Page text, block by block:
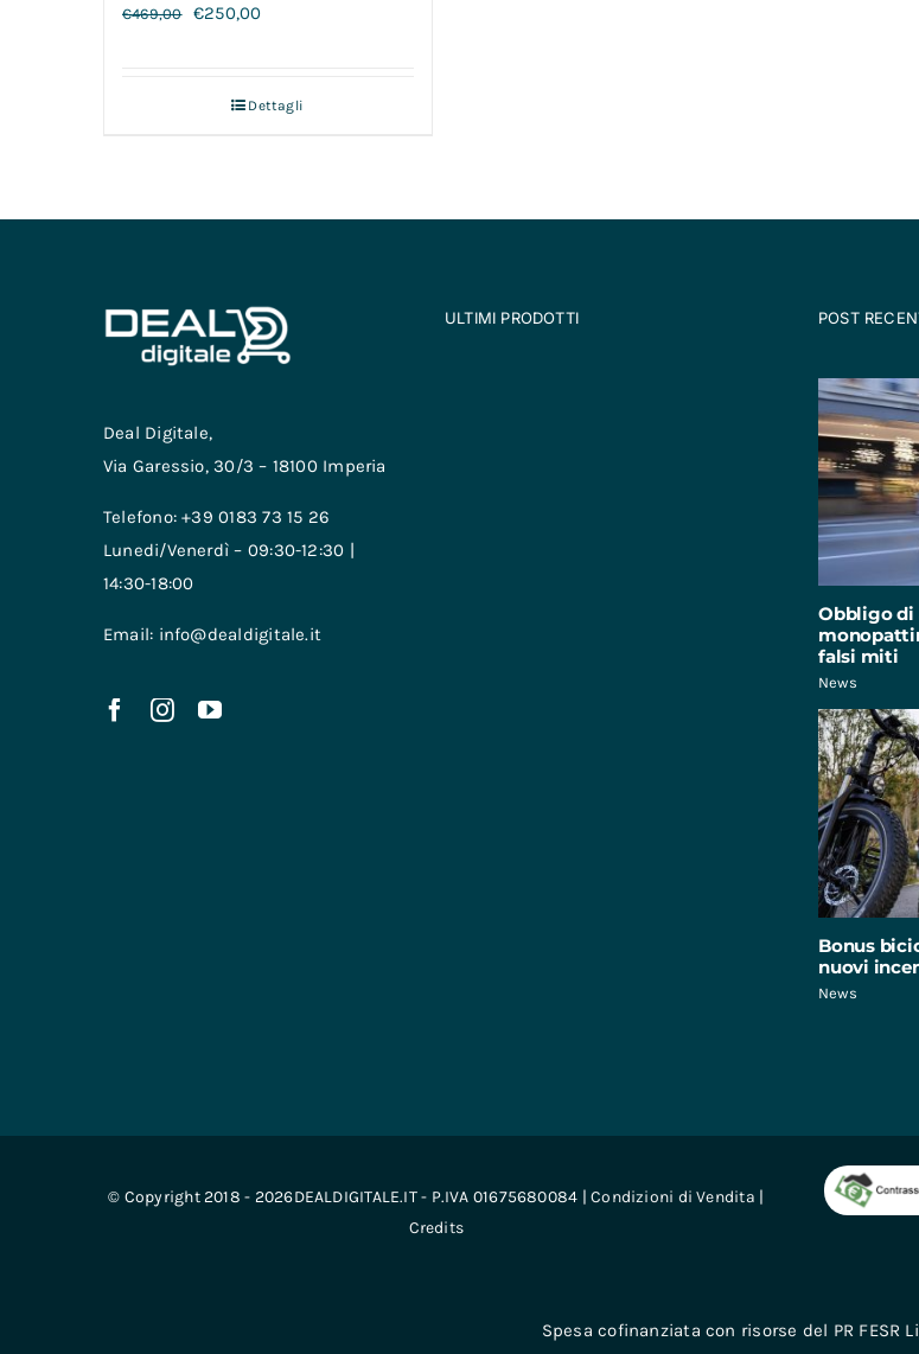
€469,00 €250,00
Dettagli
Deal Digitale,
Via Garessio, 30/3 – 18100 Imperia
Telefono: +39 0183 73 15 26
Lunedi/Venerdì – 09:30-12:30 |
14:30-18:00
Email: info@dealdigitale.it
ULTIMI PRODOTTI POST
Obbligo di
falsi miti
News
Bonus
nuovi
News
© Copyright 2018 - 2026DEALDIGITALE.IT - P.IVA 01675680084 |Condizioni di Vendita |
Credits
Spesa cofinanziata con risorse del PR FESR